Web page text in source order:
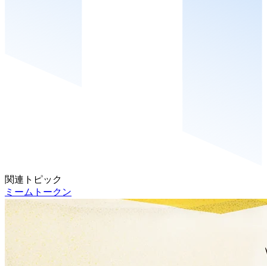
関連トピック
ミームトークン